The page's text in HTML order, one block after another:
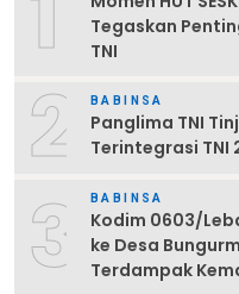
Tegaskan
TNI
2 BABINSA
Panglima TNI
Terintegrasi TNI
3 BABINSA
Kodim 0603/
ke Desa
Terdampak